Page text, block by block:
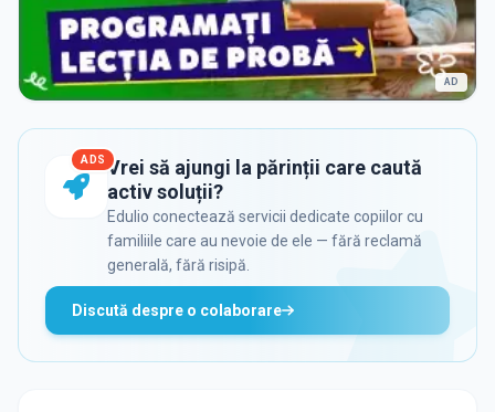
AD
ADS Vrei să ajungi la părinții care caută
activ soluții?
Edulio conectează servicii dedicate copiilor cu
familiile care au nevoie de ele — fără reclamă
generală, fără risipă.
Discută despre o colaborare